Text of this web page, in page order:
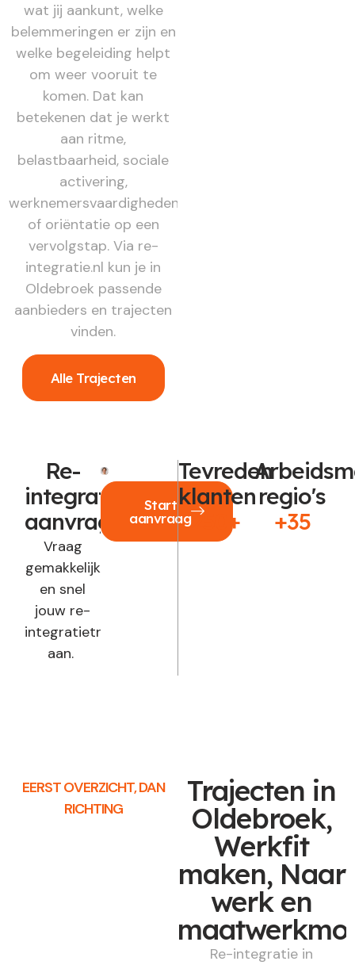
wat jij aankunt, welke
belemmeringen er zijn en
welke begeleiding helpt
om weer vooruit te
komen. Dat kan
betekenen dat je werkt
aan ritme,
belastbaarheid, sociale
activering,
werknemersvaardigheden
of oriëntatie op een
vervolgstap. Via re-
integratie.nl kun je in
Oldebroek passende
aanbieders en trajecten
vinden.
Alle Trajecten
Re-
integratie
aanvragen?
Vraag
gemakkelijk
en snel
jouw re-
integratietraject
aan.
Start
aanvraag
Tevreden
klanten
250+
regio's
+35
EERST OVERZICHT, DAN
RICHTING
Trajecten in
Oldebroek,
Werkfit
maken, Naar
werk en
Re-integratie in